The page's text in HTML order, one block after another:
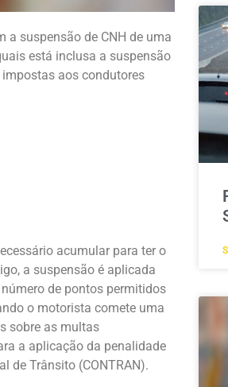
a suspensão de CNH de uma
está inclusa a suspensão
aos condutores
acumular para ter o
a suspensão é aplicada
de pontos permitidos
o motorista comete uma
sobre as multas
a aplicação da penalidade
de Trânsito (CONTRAN).